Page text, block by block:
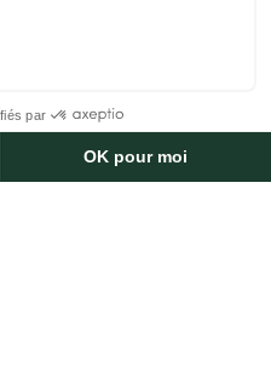
de Vogezen: natuur, ontspanning
Domaine des Bans
ONS